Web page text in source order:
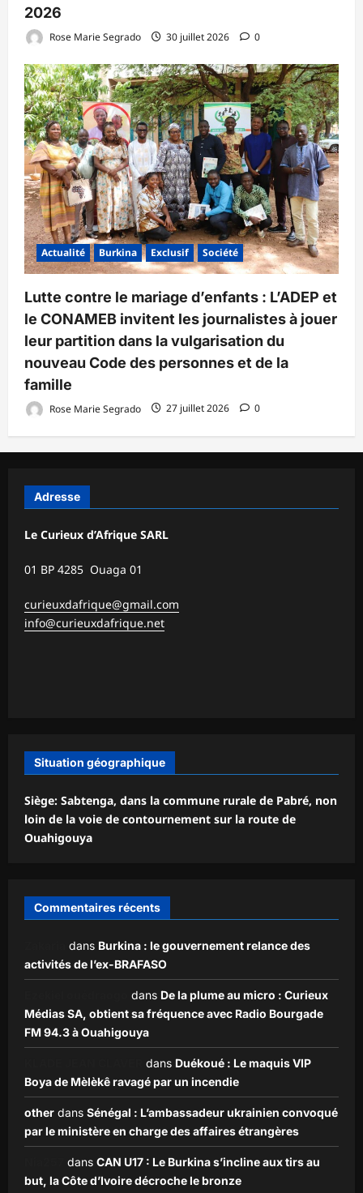
2026
Rose Marie Segrado 30 juillet 2026 0
Actualité Burkina Exclusif Société
Lutte contre le mariage d’enfants : L’ADEP et
le CONAMEB invitent les journalistes à jouer
leur partition dans la vulgarisation du
nouveau Code des personnes et de la
famille
Rose Marie Segrado 27 juillet 2026 0
Adresse
Le Curieux d’Afrique SARL
01 BP 4285 Ouaga 01
curieuxdafrique@gmail.com
info@curieuxdafrique.net
Situation géographique
Siège: Sabtenga, dans la commune rurale de Pabré, non
loin de la voie de contournement sur la route de
Ouahigouya
Commentaires récents
dans Burkina : le gouvernement relance des
activités de l’ex-BRAFASO
dans De la plume au micro : Curieux
Médias SA, obtient sa fréquence avec Radio Bourgade
FM 94.3 à Ouahigouya
dans Duékoué : Le maquis VIP
Boya de Mèlèkê ravagé par un incendie
other dans Sénégal : L’ambassadeur ukrainien convoqué
par le ministère en charge des affaires étrangères
dans CAN U17 : Le Burkina s’incline aux tirs au
but, la Côte d’Ivoire décroche le bronze